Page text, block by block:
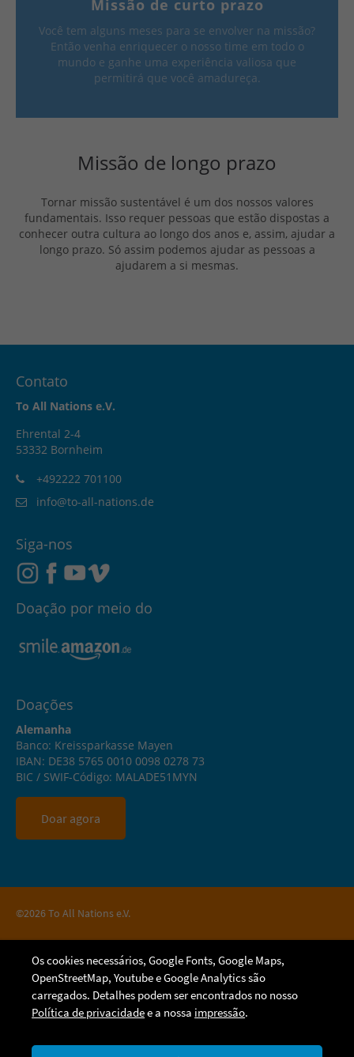
Missão de curto prazo
Você tem alguns meses para se envolver na missão?
Então venha enriquecer o nosso time em todo o
mundo e ganhe uma experiência valiosa que
permitirá que você amadureça.
Missão de longo prazo
Tornar missão sustentável é um dos nossos valores
fundamentais. Isso requer pessoas que estão dispostas a
conhecer outra cultura ao longo dos anos e, assim, ajudar a
longo prazo. Só assim podemos ajudar as pessoas a
ajudarem a si mesmas.
Contato
To All Nations e.V.
Ehrental 2-4
53332 Bornheim
+492222 701100
info@to-all-nations.de
Siga-nos
Doação por meio do
Doações
Alemanha
Banco: Kreissparkasse Mayen
IBAN: DE38 5765 0010 0098 0278 73
BIC / SWIF-Código: MALADE51MYN
Doar agora
©2026 To All Nations e.V.
Os cookies necessários, Google Fonts, Google Maps,
OpenStreetMap, Youtube e Google Analytics são
carregados. Detalhes podem ser encontrados no nosso
Política de privacidadee a nossa impressão.